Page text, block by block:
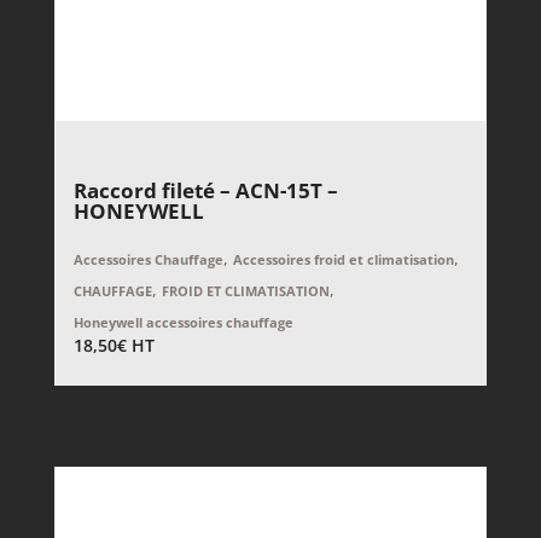
Raccord fileté – ACN-15T –
HONEYWELL
Accessoires Chauffage, Accessoires froid et climatisation,
CHAUFFAGE, FROID ET CLIMATISATION,
Honeywell accessoires chauffage
18,50€ HT